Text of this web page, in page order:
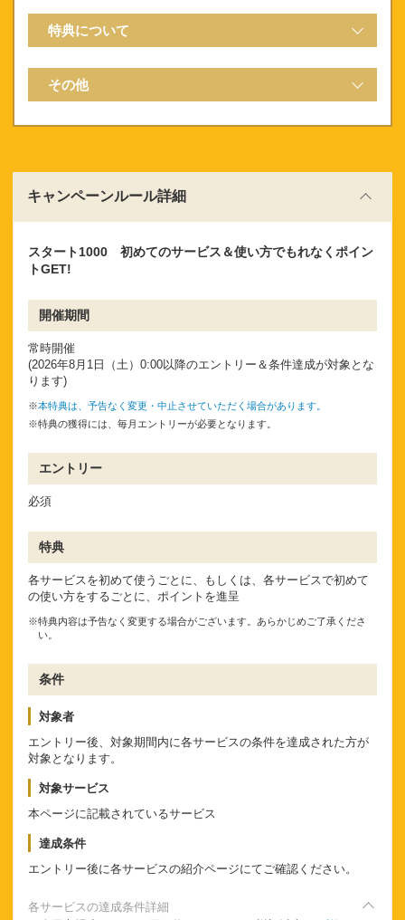
ざいます。
証券のご利用情報提供に同意されなかった場合、楽天証券を
ご利用中であってもパネルが表示されている場合がございま
す。楽天証券のご利用中の方向けの特典はこちらからご確認
特典について
その他
キャンペーンルール詳細
スタート1000 初めてのサービス＆使い方でもれなくポイン
トGET!
開催期間
常時開催
(2026年8月1日（土）0:00以降のエントリー＆条件達成が対象とな
ります)
※本特典は、予告なく変更・中止させていただく場合があります。
※特典の獲得には、毎月エントリーが必要となります。
エントリー
必須
特典
各サービスを初めて使うごとに、もしくは、各サービスで初めて
の使い方をするごとに、ポイントを進呈
※特典内容は予告なく変更する場合がございます。あらかじめご了承くださ
い。
条件
対象者
エントリー後、対象期間内に各サービスの条件を達成された方が
対象となります。
対象サービス
本ページに記載されているサービス
達成条件
エントリー後に各サービスの紹介ページにてご確認ください。
各サービスの達成条件詳細